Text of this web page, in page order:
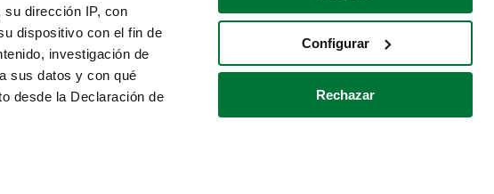
dirección IP, con
dispositivo con el fin de
investigación de
sus datos y con qué
desde la Declaración de
Configurar
Rechazar